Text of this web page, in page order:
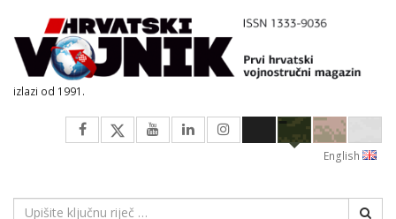
izlazi od 1991.
English